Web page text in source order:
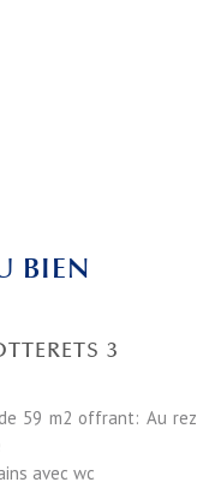
BIEN
3
59 m2 offrant: Au rez
avec wc